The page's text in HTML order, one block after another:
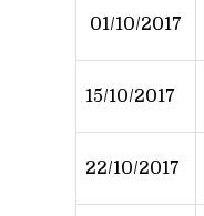
01/10/2017
15/10/2017
22/10/2017